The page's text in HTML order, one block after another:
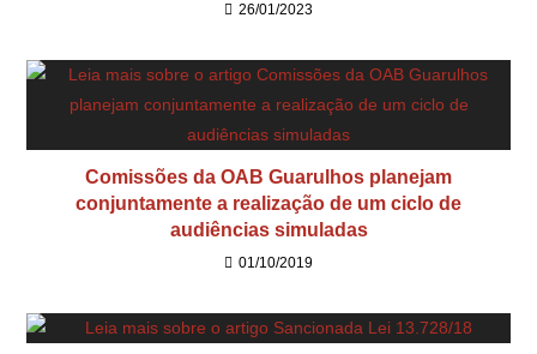
26/01/2023
Comissões da OAB Guarulhos planejam
conjuntamente a realização de um ciclo de
audiências simuladas
01/10/2019